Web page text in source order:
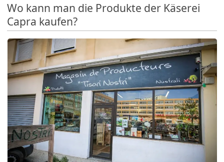
Wo kann man die Produkte der Käserei
Capra kaufen?